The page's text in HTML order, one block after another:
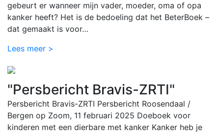
gebeurt er wanneer mijn vader, moeder, oma of opa
kanker heeft? Het is de bedoeling dat het BeterBoek –
dat gemaakt is voor…
Lees meer >
"Persbericht Bravis-ZRTI"
Persbericht Bravis-ZRTI Persbericht Roosendaal /
Bergen op Zoom, 11 februari 2025 Doeboek voor
kinderen met een dierbare met kanker Kanker heb je